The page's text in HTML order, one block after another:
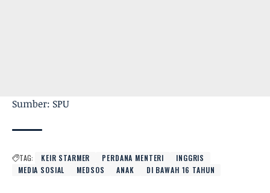
Sumber: SPU
TAG: KEIR STARMER PERDANA MENTERI
INGGRIS
MEDIA SOSIAL
MEDSOS ANAK DI BAWAH 16 TAHUN